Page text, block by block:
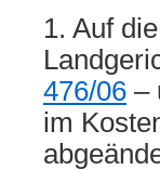
1. Auf
476/06 –
im